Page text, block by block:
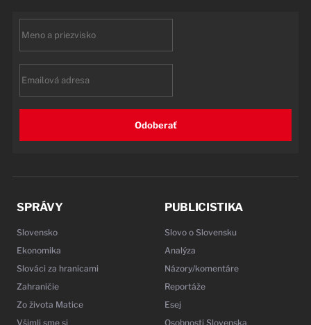
Odoberať
SPRÁVY
Slovensko
Ekonomika
Slováci za hranicami
Zahraničie
Zo života Matice
Všimli sme si
PUBLICISTIKA
Slovo o Slovensku
Analýza
Názory/komentáre
Reportáže
Esej
Osobnosti Slovenska